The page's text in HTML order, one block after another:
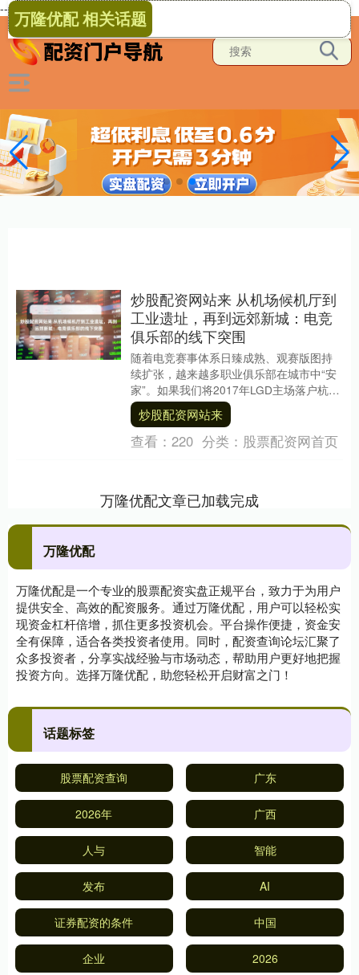
--> 万隆优配 相关话题
炒股配资网站来 从机场候机厅到
工业遗址，再到远郊新城：电竞
俱乐部的线下突围
随着电竞赛事体系日臻成熟、观赛版图持
续扩张，越来越多职业俱乐部在城市中“安
家”。如果我们将2017年LGD主场落户杭州
视为由俱乐部与商业资本驱动的“主场元
年”，....
炒股配资网站来
查看： 220 分类： 股票配资网首页
万隆优配文章已加载完成
万隆优配
万隆优配是一个专业的股票配资实盘正规平台，致力于为用户
提供安全、高效的配资服务。通过万隆优配，用户可以轻松实
现资金杠杆倍增，抓住更多投资机会。平台操作便捷，资金安
全有保障，适合各类投资者使用。同时，配资查询论坛汇聚了
众多投资者，分享实战经验与市场动态，帮助用户更好地把握
投资方向。选择万隆优配，助您轻松开启财富之门！
话题标签
股票配资查询 广东
2026年 广西
人与 智能
发布 AI
证券配资的条件 中国
企业 2026